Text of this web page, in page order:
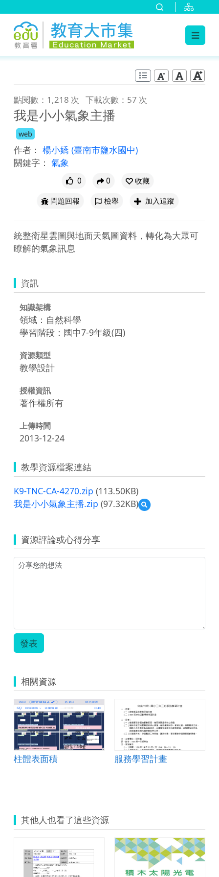
點閱數：1,218 次 下載次數：57 次
我是小小氣象主播
web
作者： 楊小嬌 (臺南市鹽水國中)
關鍵字： 氣象
0 0
收藏
問題回報
檢舉 加入追蹤
統整衛星雲圖與地面天氣圖資料，轉化為大眾可
瞭解的氣象訊息
資訊
知識架構
領域：自然科學
學習階段：國中7-9年級(四)
資源類型
教學設計
授權資訊
著作權所有
上傳時間
2013-12-24
教學資源檔案連結
K9-TNC-CA-4270.zip (113.50KB)
我是小小氣象主播.zip (97.32KB)
預
覽
小
氣
資源評論或心得分享
發表
相關資源
柱體表面積 服務學習計畫
其他人也看了這些資源